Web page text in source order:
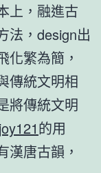
上，融進古
法，design出
化繁為簡，
傳統文明相
將傳統文明
的用
漢唐古韻，